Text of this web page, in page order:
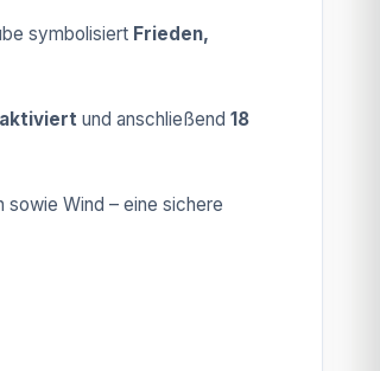
symbolisiert Frieden,
und anschließend 18
Wind – eine sichere